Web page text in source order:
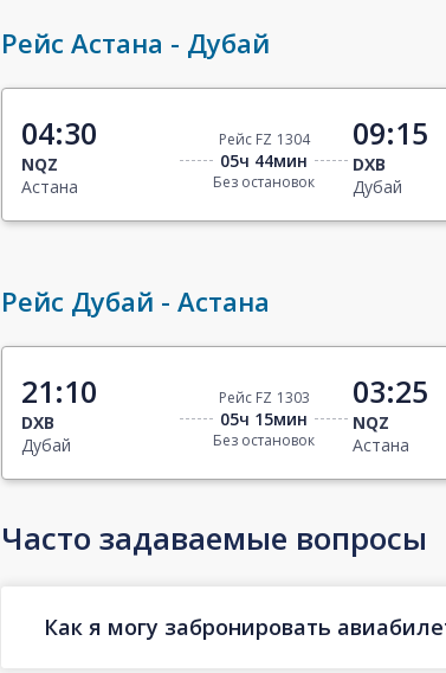
Рейс Астана - Дубай
04:30
NQZ
Астана
Рейс FZ 1304
05ч 44мин
Без остановок
09:15
DXB
Дубай
Рейс Дубай - Астана
21:10
DXB
Дубай
Рейс FZ 1303
05ч 15мин
Без остановок
03:25
NQZ
Астана
Часто задаваемые вопросы
Как я могу забронировать